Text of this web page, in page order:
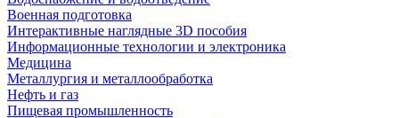
Военная подготовка
Интерактивные наглядные 3D пособия
Информационные технологии и электроника
Медицина
Металлургия и металлообработка
Нефть и газ
Пищевая промышленность